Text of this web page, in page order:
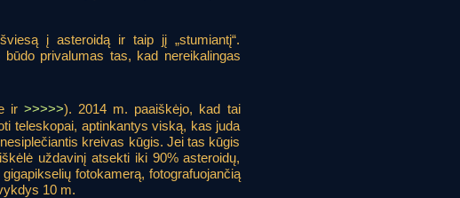
į asteroidą ir taip jį „stumiantį“.
privalumas tas, kad nereikalingas
ir >>>>>). 2014 m. paaiškėjo, kad tai
teleskopai, aptinkantys viską, kas juda
kreivas kūgis. Jei tas kūgis
uždavinį atsekti iki 90% asteroidų,
fotokamerą, fotografuojančią
10 m.